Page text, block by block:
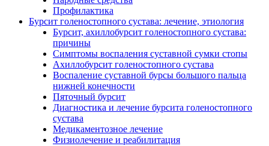
Профилактика
Бурсит голеностопного сустава: лечение, этиология
Бурсит, ахиллобурсит голеностопного сустава:
причины
Симптомы воспаления суставной сумки стопы
Ахиллобурсит голеностопного сустава
Воспаление суставной бурсы большого пальца
нижней конечности
Пяточный бурсит
Диагностика и лечение бурсита голеностопного
сустава
Медикаментозное лечение
Физиолечение и реабилитация